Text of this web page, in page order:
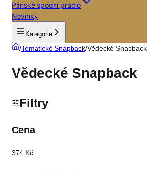
Pánské spodní prádlo
Novinky
Kategorie
/Tematické Snapback/Vědecké Snapback
Vědecké Snapback
Filtry
Cena
374 Kč